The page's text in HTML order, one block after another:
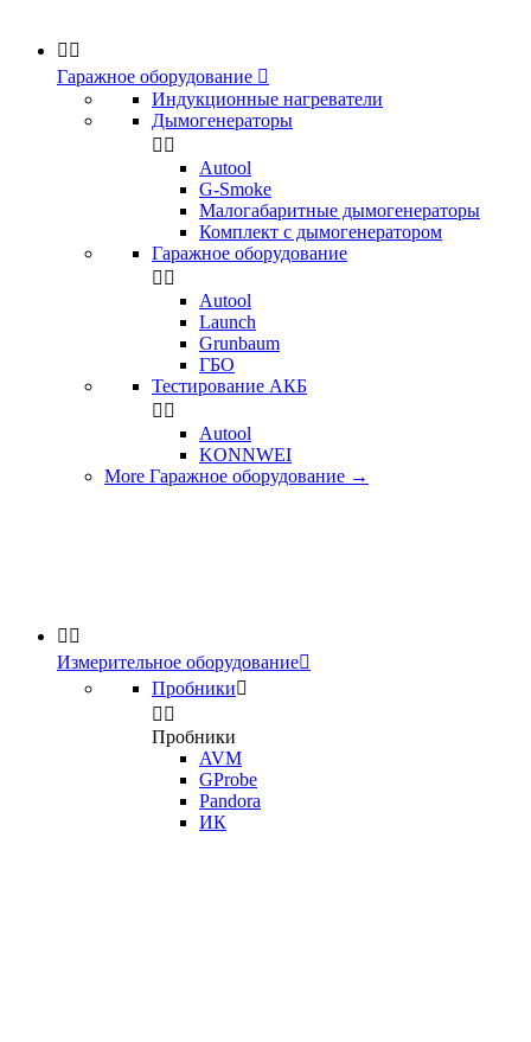
 
Гаражное оборудование 
Индукционные нагреватели
Дымогенераторы
 
Аutool
G-Smoke
Малогабаритные дымогенераторы
Комплект с дымогенератором
Гаражное оборудование
 
Autool
Launch
Grunbaum
ГБО
Тестирование АКБ
 
Autool
KONNWEI
More Гаражное оборудование →
 
Измерительное оборудование
Пробники
 
Пробники
AVM
GProbe
Pandora
ИК